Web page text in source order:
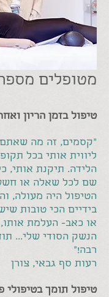
מטופלים
טיפול בזמן הריון
"קסמים, זה מה
ליווית אותי בכל
הלידה. תיקנת אותי,
שם לכל שאלה או
הטיפול היה מעולה,
בידיים הכי טובות
או כאב- העלמת
הנשק הסודי שלי...
רבה!"
רעות סף גבאי, צורן
טיפול תומך בטיפולי